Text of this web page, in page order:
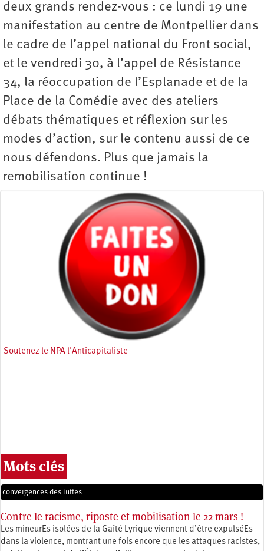
deux grands rendez-vous : ce lundi 19 une
manifestation au centre de Montpellier dans
le cadre de l’appel national du Front social,
et le vendredi 30, à l’appel de Résistance
34, la réoccupation de l’Esplanade et de la
Place de la Comédie avec des ateliers
débats thématiques et réflexion sur les
modes d’action, sur le contenu aussi de ce
nous défendons. Plus que jamais la
remobilisation continue !
Soutenez le NPA l'Anticapitaliste
Mots clés
convergences des luttes
Contre le racisme, riposte et mobilisation le 22 mars !
Les mineurEs isolées de la Gaîté Lyrique viennent d’être expulséEs
dans la violence, montrant une fois encore que les attaques racistes,